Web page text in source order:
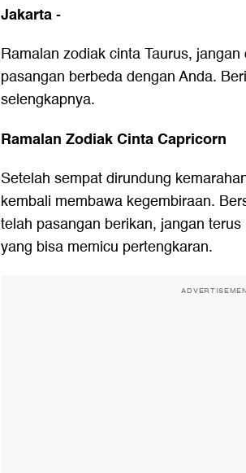
Jakarta-
Ramalan zodiak cinta Taurus,
pasangan berbeda dengan Anda.
selengkapnya.
Ramalan Zodiak Cinta Capricorn
Setelah sempat dirundung
kembali membawa kegembiraan.
telah pasangan berikan, jangan
yang bisa memicu pertengkaran.